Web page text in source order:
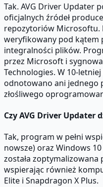
Tak. AVG Driver Updater
oficjalnych źródeł
repozytoriów Microsoftu.
weryfikowany pod kątem
integralności plików.
przez Microsoft i
Technologies. W 10-
odnotowano ani jednego
złośliwego
Czy AVG Driver Updater
Tak, program w pełni
nowsze) oraz Windows
została
wspierając również
Elite i Snapdragon X Plus.